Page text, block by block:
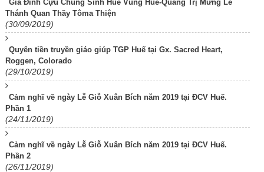
Gia Đình Cựu Chủng Sinh Huế Vùng Huế-Quảng Trị Mừng Lễ
Thánh Quan Thầy Tôma Thiện
(30/09/2019)
Quyên tiền truyền giáo giúp TGP Huế tại Gx. Sacred Heart,
Roggen, Colorado
(29/10/2019)
Cảm nghĩ về ngày Lễ Giỗ Xuân Bích năm 2019 tại ĐCV Huế.
Phần 1
(24/11/2019)
Cảm nghĩ về ngày Lễ Giỗ Xuân Bích năm 2019 tại ĐCV Huế.
Phần 2
(26/11/2019)